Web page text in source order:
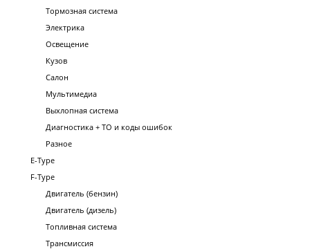
Тормозная система
Электрика
Освещение
Кузов
Салон
Мультимедиа
Выхлопная система
Диагностика + ТО и коды ошибок
Разное
E-Type
F-Type
Двигатель (бензин)
Двигатель (дизель)
Топливная система
Трансмиссия